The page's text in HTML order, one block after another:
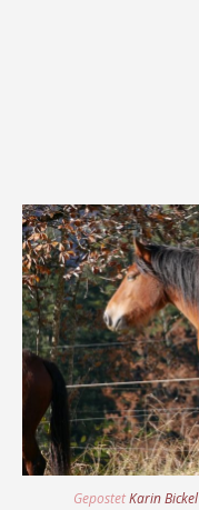
GepostetKarin Bickel